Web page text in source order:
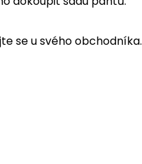
se u svého obchodníka.